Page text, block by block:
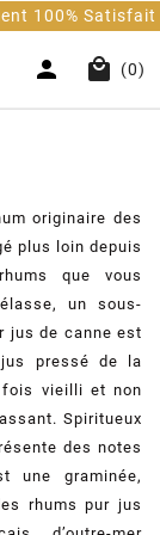
Vérifiés
  (0)
originaire des
plus loin depuis
que vous
un sous-
jus de canne est
pressé de la
fois vieilli et non
Spiritueux
des notes
une graminée,
rhums pur jus